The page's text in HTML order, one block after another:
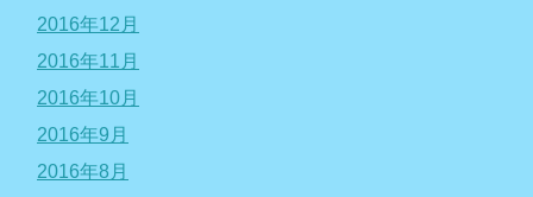
2016年12月
2016年11月
2016年10月
2016年9月
2016年8月